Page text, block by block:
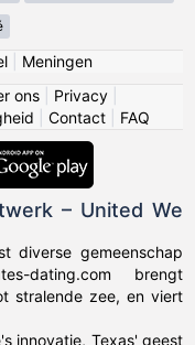
| Meningen
ons Privacy
Contact FAQ
– United We
diverse gemeenschap
dating.com brengt
stralende zee, en viert
innovatie, Texas' geest